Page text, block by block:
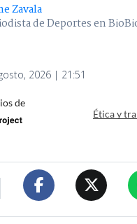
Zavala
de Deportes en
2026 | 21:51
de
Ética y